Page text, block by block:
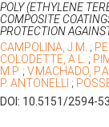
POLY (ETHYLENE
COMPOSITE
PROTECTION
CAMPOLINA, J.M. ;
COLODETTE, A L. ;
M.P. ; V.MACHADO,
P. ANTONELLI ;
DOI: 10.5151/2594-